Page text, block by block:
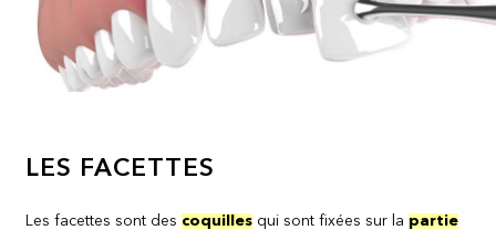
LES FACETTES
Les facettes sont des coquilles qui sont fixées sur la partie